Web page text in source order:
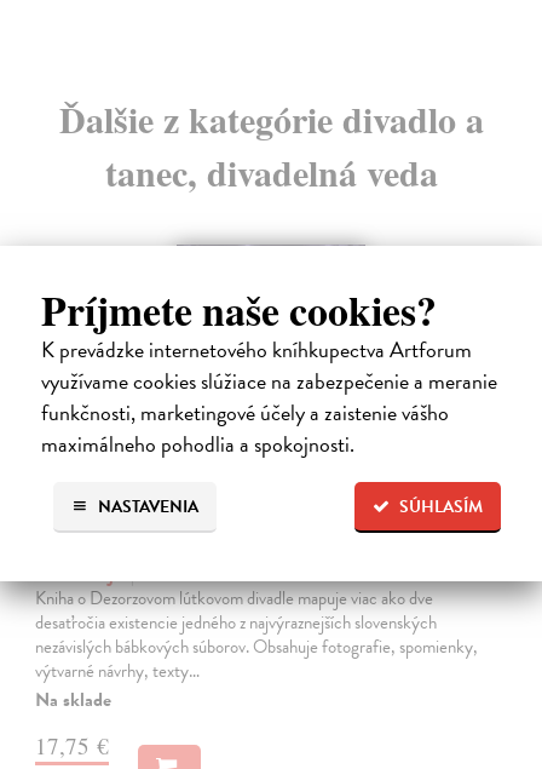
Príjmete naše cookies?
K prevádzke internetového kníhkupectva Artforum
využívame cookies slúžiace na zabezpečenie a meranie
funkčnosti, marketingové účely a zaistenie vášho
maximálneho pohodlia a spokojnosti.
SÚHLASÍM
NASTAVENIA
Ďalšie z kategórie divadlo a
tanec, divadelná veda
Dezorzovo lútkové divadlo
Kniha o Dezorzovom lútkovom divadle mapuje viac ako dve
desaťročia existencie jedného z najvýraznejších slovenských
nezávislých bábkových súborov. Obsahuje fotografie, spomienky,
výtvarné návrhy, texty…
Na sklade
17,75 €